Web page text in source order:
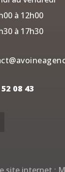
à 12h00
à 17h30
08 43